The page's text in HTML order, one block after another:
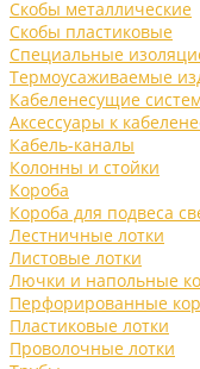
Скобы металлические
Скобы пластиковые
Специальные
Термоусаживаемые
Кабеленесущие
Аксессуары к
Кабель-каналы
Колонны и стойки
Короба
Короба для подвеса
Лестничные лотки
Листовые лотки
Лючки и напольные
Перфорированные
Пластиковые лотки
Проволочные лотки